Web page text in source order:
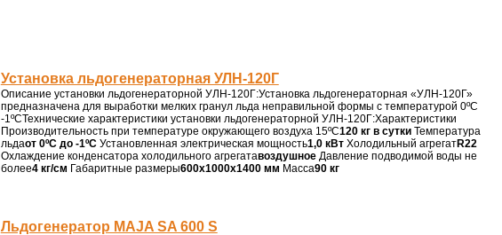
Установка льдогенераторная УЛН-120Г
Описание установки льдогенераторной УЛН-120Г:Установка льдогенераторная «УЛН-120Г»
предназначена для выработки мелких гранул льда неправильной формы с температурой 0ºС
-1ºСТехнические характеристики установки льдогенераторной УЛН-120Г:Характеристики
Производительность при температуре окружающего воздуха 15ºС120 кг в суткиТемпература
льдаот 0ºС до -1ºСУстановленная электрическая мощность1,0 кВтХолодильный агрегатR22
Охлаждение конденсатора холодильного агрегатавоздушноеДавление подводимой воды не
более4 кг/см Габаритные размеры600х1000х1400 мм Масса90 кг
Льдогенератор MAJA SA 600 S